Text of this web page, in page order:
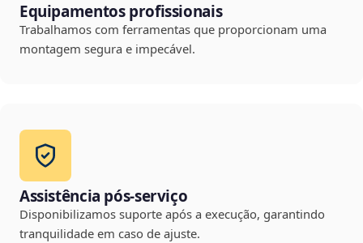
Equipamentos profissionais
Trabalhamos com ferramentas que proporcionam uma
montagem segura e impecável.
Assistência pós-serviço
Disponibilizamos suporte após a execução, garantindo
tranquilidade em caso de ajuste.